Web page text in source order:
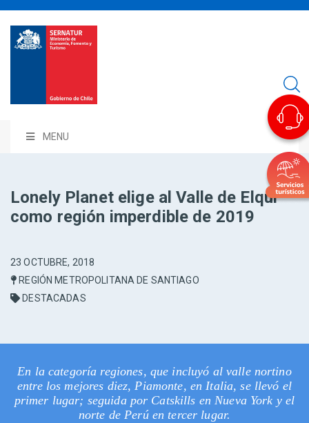
MENU
Lonely Planet elige al Valle de Elqui
como región imperdible de 2019
23 OCTUBRE, 2018
REGIÓN METROPOLITANA DE SANTIAGO
DESTACADAS
En la categoría regiones, que incluyó al valle nortino
entre los mejores diez, Piamonte, en Italia, se llevó el
primer lugar; seguida por Catskills en Nueva York y el
norte de Perú en tercer lugar.